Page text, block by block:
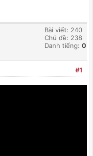
Bài viết: 240
Chủ đề: 238
Danh tiếng: 0
#1